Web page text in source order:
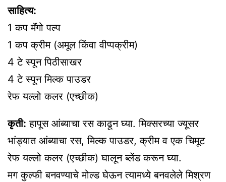
साहित्य:
1 कप मॅंगो पल्प
1 कप क्रीम (अमूल किंवा वीप्पक्रीम)
4 टे स्पून पिठीसाखर
4 टे स्पून मिल्क पाउडर
रेफ यल्लो कलर (एच्छीक)
कृती: हापूस आंब्याचा रस काढून घ्या. मिक्सरच्या ज्यूसर
भांड्यात आंब्याचा रस, मिल्क पाउडर, क्रीम व एक चिमूट
रेफ यल्लो कलर (एच्छीक) घालून ब्लेंड करून घ्या.
मग कुल्फी बनवण्याचे मोल्ड घेऊन त्यामध्ये बनवलेले मिश्रण